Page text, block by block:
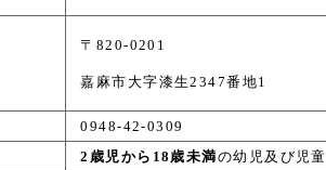
〒820-0201
嘉麻市大字漆生2347番地1
0948-42-0309
2歳児から18歳未満の幼児及び児童